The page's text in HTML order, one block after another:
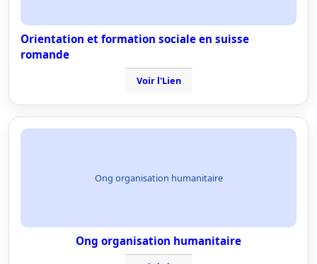
Orientation et formation sociale en suisse
romande
Voir l'Lien
Ong organisation humanitaire
Ong organisation humanitaire